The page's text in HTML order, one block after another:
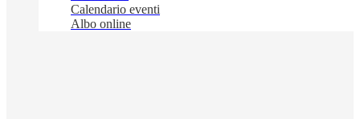
Calendario eventi
Albo online